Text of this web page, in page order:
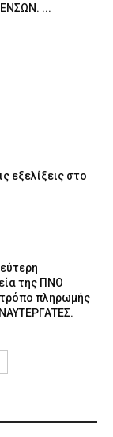
...
εξελίξεις στο
της ΠΝΟ
πληρωμής